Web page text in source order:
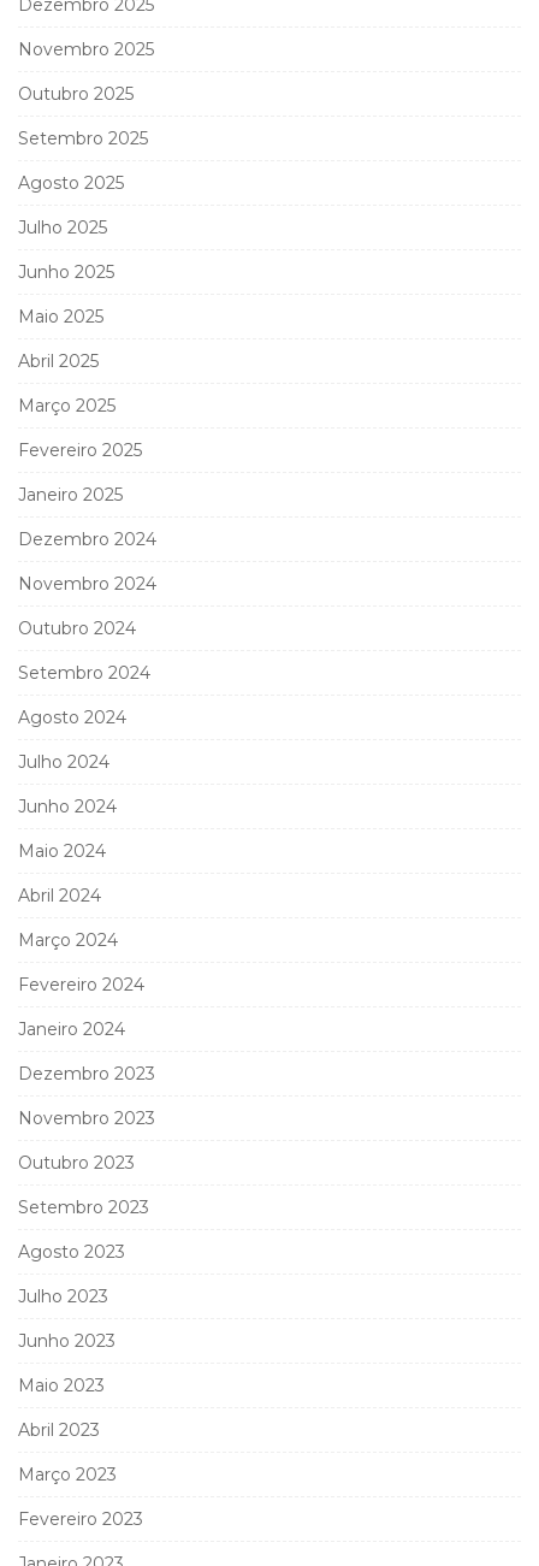
Novembro 2025
Outubro 2025
Setembro 2025
Agosto 2025
Julho 2025
Junho 2025
Maio 2025
Abril 2025
Março 2025
Fevereiro 2025
Janeiro 2025
Dezembro 2024
Novembro 2024
Outubro 2024
Setembro 2024
Agosto 2024
Julho 2024
Junho 2024
Maio 2024
Abril 2024
Março 2024
Fevereiro 2024
Janeiro 2024
Dezembro 2023
Novembro 2023
Outubro 2023
Setembro 2023
Agosto 2023
Julho 2023
Junho 2023
Maio 2023
Abril 2023
Março 2023
Fevereiro 2023